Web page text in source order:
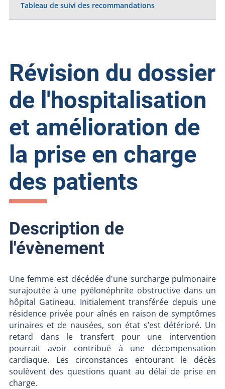
Tableau de suivi des recommandations
Révision du dossier
de l'hospitalisation
et amélioration de
la prise en charge
des patients
Description de
l'évènement
Une femme est décédée d'une surcharge pulmonaire
surajoutée à une pyélonéphrite obstructive dans un
hôpital Gatineau. Initialement transférée depuis une
résidence privée pour aînés en raison de symptômes
urinaires et de nausées, son état s’est détérioré. Un
retard dans le transfert pour une intervention
pourrait avoir contribué à une décompensation
cardiaque. Les circonstances entourant le décès
soulèvent des questions quant au délai de prise en
charge.